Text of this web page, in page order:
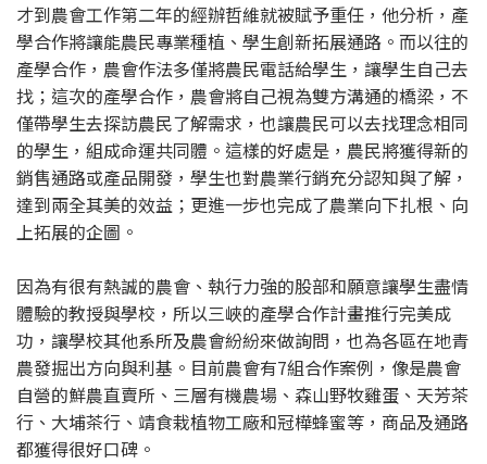
才到農會工作第二年的經辦哲維就被賦予重任，他分析，產
學合作將讓能農民專業種植、學生創新拓展通路。而以往的
產學合作，農會作法多僅將農民電話給學生，讓學生自己去
找；這次的產學合作，農會將自己視為雙方溝通的橋梁，不
僅帶學生去探訪農民了解需求，也讓農民可以去找理念相同
的學生，組成命運共同體。這樣的好處是，農民將獲得新的
銷售通路或產品開發，學生也對農業行銷充分認知與了解，
達到兩全其美的效益；更進一步也完成了農業向下扎根、向
上拓展的企圖。
因為有很有熱誠的農會、執行力強的股部和願意讓學生盡情
體驗的教授與學校，所以三峽的產學合作計畫推行完美成
功，讓學校其他系所及農會紛紛來做詢問，也為各區在地青
農發掘出方向與利基。目前農會有7組合作案例，像是農會
自營的鮮農直賣所、三層有機農場、森山野牧雞蛋、天芳茶
行、大埔茶行、靖食栽植物工廠和冠樺蜂蜜等，商品及通路
都獲得很好口碑。